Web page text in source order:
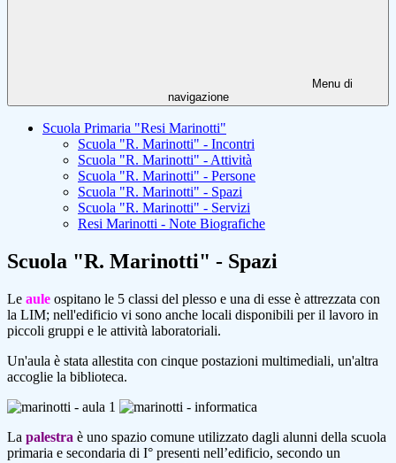
Menu di
navigazione
Scuola Primaria "Resi Marinotti"
Scuola "R. Marinotti" - Incontri
Scuola "R. Marinotti" - Attività
Scuola "R. Marinotti" - Persone
Scuola "R. Marinotti" - Spazi
Scuola "R. Marinotti" - Servizi
Resi Marinotti - Note Biografiche
Scuola "R. Marinotti" - Spazi
Le aule ospitano le 5 classi del plesso e una di esse è attrezzata con
la LIM; nell'edificio vi sono anche locali disponibili per il lavoro in
piccoli gruppi e le attività laboratoriali.
Un'aula è stata allestita con cinque postazioni multimediali, un'altra
accoglie la biblioteca.
La palestra è uno spazio comune utilizzato dagli alunni della scuola
primaria e secondaria di I° presenti nell’edificio, secondo un